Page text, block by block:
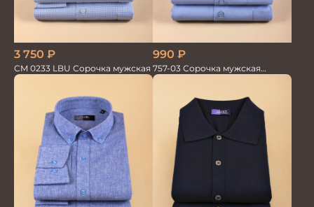
3 750 ₽
CM 0233 LBU Сорочка мужская
990 ₽
757-03 Сорочка мужская
кор.рукав